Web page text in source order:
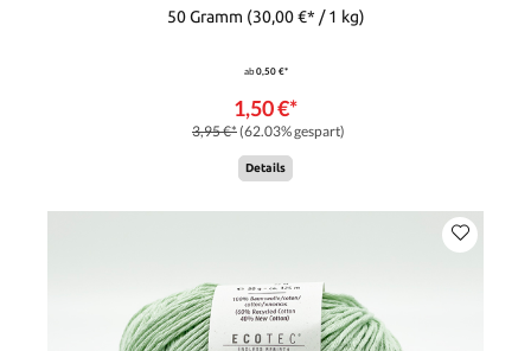
50 Gramm (30,00 €* / 1 kg)
ab0,50 €*
1,50 €*
3,95 €*(62.03% gespart)
Details